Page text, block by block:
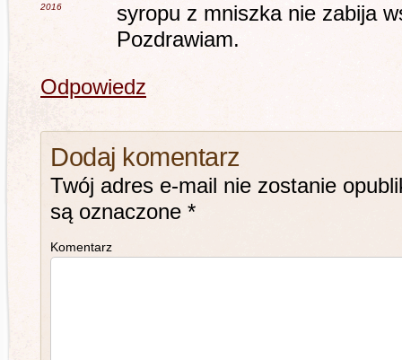
2016
syropu z mniszka nie zabija
Pozdrawiam.
Odpowiedz
Dodaj komentarz
Twój adres e-mail nie zostanie
są oznaczone *
Komentarz